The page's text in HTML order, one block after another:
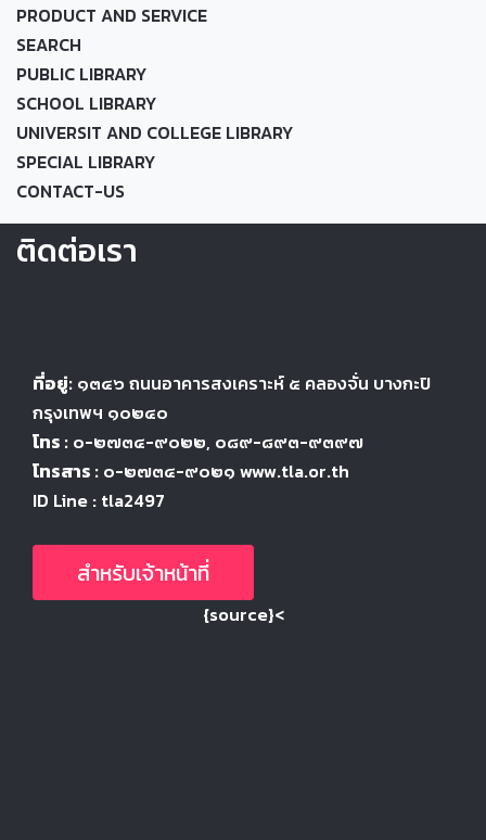
PRODUCT AND SERVICE
SEARCH
PUBLIC LIBRARY
SCHOOL LIBRARY
UNIVERSIT AND COLLEGE LIBRARY
SPECIAL LIBRARY
CONTACT-US
ติดต่อเรา
ที่อยู่: ๑๓๔๖ ถนนอาคารสงเคราะห์ ๕ คลองจั่น บางกะปิ
กรุงเทพฯ ๑๐๒๔๐
โทร : ๐-๒๗๓๔-๙๐๒๒, ๐๘๙-๘๙๓-๙๓๙๗
โทรสาร : ๐-๒๗๓๔-๙๐๒๑ www.tla.or.th
ID Line : tla2497
สำหรับเจ้าหน้าที่
{source}<